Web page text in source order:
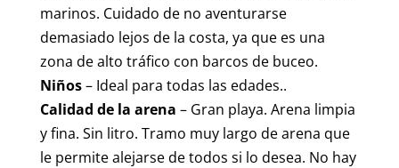
marinos. Cuidado de no aventurarse
demasiado lejos de la costa, ya que es una
zona de alto tráfico con barcos de buceo.
Niños– Ideal para todas las edades..
Calidad de la arena – Gran playa. Arena limpia
y fina. Sin litro. Tramo muy largo de arena que
le permite alejarse de todos si lo desea. No hay